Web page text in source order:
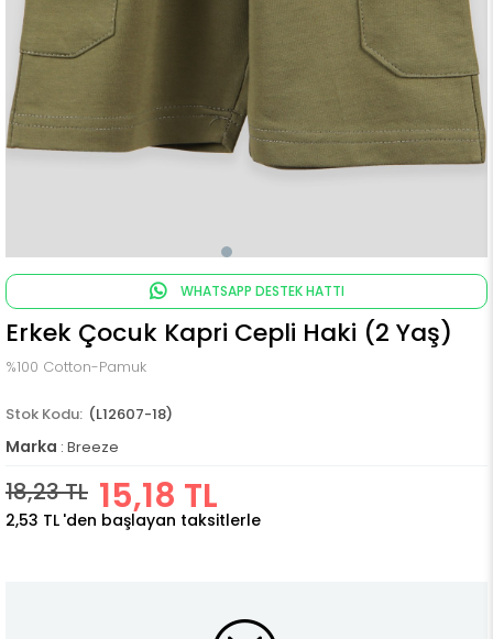
WHATSAPP DESTEK HATTI
Erkek Çocuk Kapri Cepli Haki (2 Yaş)
%100 Cotton-Pamuk
(L12607-18)
Marka : Breeze
18,23 TL 15,18 TL
2,53 TL 'den başlayan taksitlerle